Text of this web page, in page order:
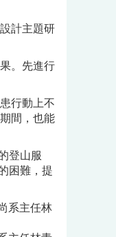
計主題研
。先進行
行動上不
間，也能
登山服
困難，提